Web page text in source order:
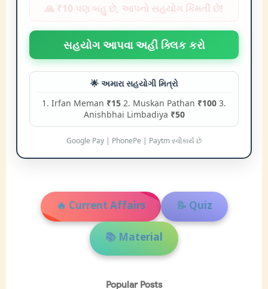
🙏 ₹10 પણ બહુ છે, આપનો સહયોગ કિંમતી છે!
સહયોગ આપવા અહીં ક્લિક કરો
🌟 અમારા સહયોગી મિત્રો
1. Irfan Meman ₹15 2. Muskan Pathan ₹100 3.
Anishbhai Limbadiya ₹50
Google Pay | PhonePe | Paytm સ્વીકાર્ય છે
🔥 Current Affairs 📝 Quiz
📚 Material
Popular Posts